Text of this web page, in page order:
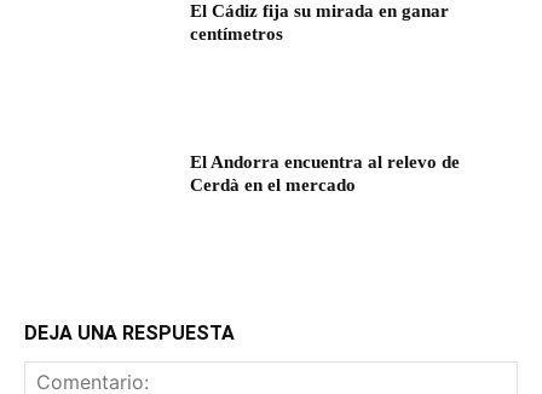
El Cádiz fija su mirada en ganar
centímetros
El Andorra encuentra al relevo de
Cerdà en el mercado
DEJA UNA RESPUESTA